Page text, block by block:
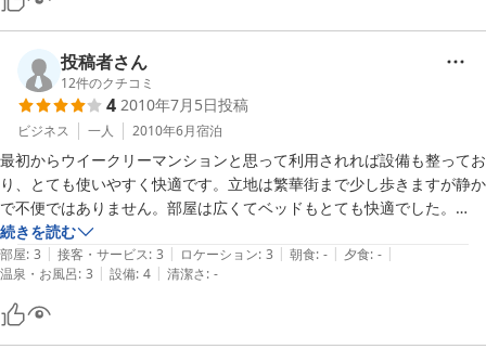
静岡駅からは少し歩きますが、それほど苦にはなりませんでした。
駐車場は周辺に24時間最大1200円というような場所もあり、時間を気
にせずとめておけます。
機会があればまた利用したいです。
投稿者さん
12件のクチコミ
4 2010年7月5日投稿
ビジネス 一人 2010年6月宿泊
最初からウイークリーマンションと思って利用されれば設備も整ってお
り、とても使いやすく快適です。立地は繁華街まで少し歩きますが静か
で不便ではありません。部屋は広くてベッドもとても快適でした。
一日だけの利用でしたが、連泊にも十分対応できるだけの設備がありま
す。
低価格で静岡ホビーショーを見て歩きたい方、連泊お勧めの宿です。
続きを読む
部屋: 3 | 接客・サービス: 3 | ロケーション: 3 | 朝食: - | 夕食: - |
温泉・お風呂: 3 | 設備: 4 | 清潔さ: -